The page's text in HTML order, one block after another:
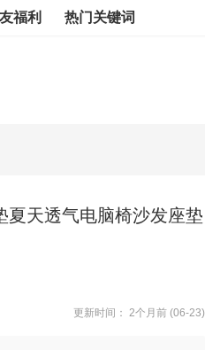
福利 热门关键词
夏天透气电脑椅沙发座垫
更新时间： 2个月前 (06-23)